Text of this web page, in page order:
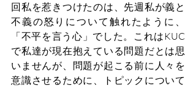
回私を惹きつけたのは、先週私が義と
不義の怒りについて触れたように、
「不平を言う心」でした。これはKUC
で私達が現在抱えている問題だとは思
いませんが、問題が起こる前に人々を
意識させるために、トピックについて